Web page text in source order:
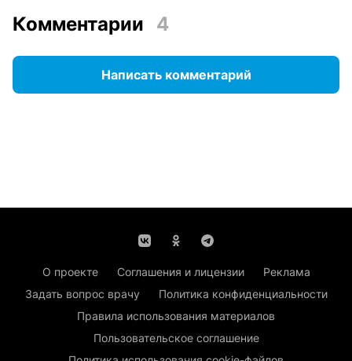
Комментарии 4
Написать комментарий
О проекте Соглашения и лицензии
Реклама
Задать вопрос врачу
Политика конфиденциальности
Правила использования материалов
Пользовательское соглашение